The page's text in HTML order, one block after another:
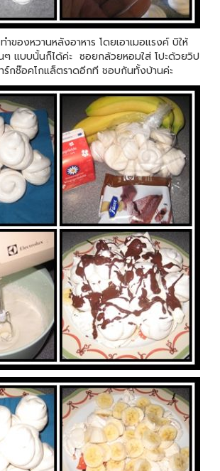
ำของหวานหลังอาหาร โดยเอาเมอแรงค์ บิให้
ๆ แบบนั้นก็ได้ค่ะ ซอยกล้วยหอมใส่ โปะด้วยวิป
ร์กช๊อคโกแล็ตราดอีกที ชอบกันทั้งบ้านค่ะ